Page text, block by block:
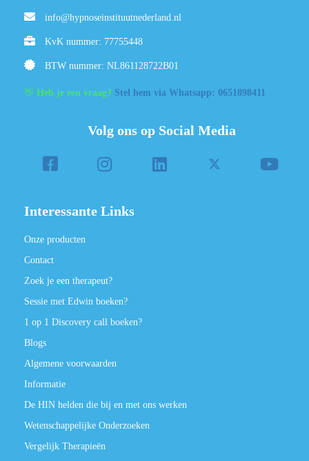
info@hypnoseinstituutnederland.nl
KvK nummer: 77755448
BTW nummer: NL861128722B01
👋 Heb je een vraag? Stel hem via Whatsapp: 0651898411
Volg ons op Social Media
Interessante Links
Onze producten
Contact
Zoek je een therapeut?
Sessie met Edwin boeken?
1 op 1 Discovery call boeken?
Blogs
Algemene voorwaarden
Informatie
De HIN helden die bij en met ons werken
Wetenschappelijke Onderzoeken
Vergelijk Therapieën